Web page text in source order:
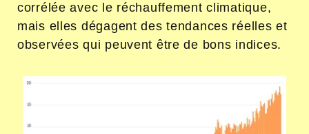
corrélée avec le réchauffement climatique,
mais elles dégagent des tendances réelles et
observées qui peuvent être de bons indices.